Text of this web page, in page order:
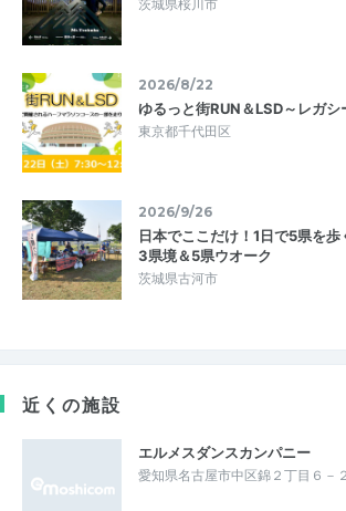
茨城県桜川市
2026/8/22
ゆるっと街RUN＆LSD～レガシ
東京都千代田区
2026/9/26
日本でここだけ！1日で5県を
3県境＆5県ウオーク
茨城県古河市
近くの施設
エルメスダンスカンパニー
愛知県名古屋市中区錦２丁目６－